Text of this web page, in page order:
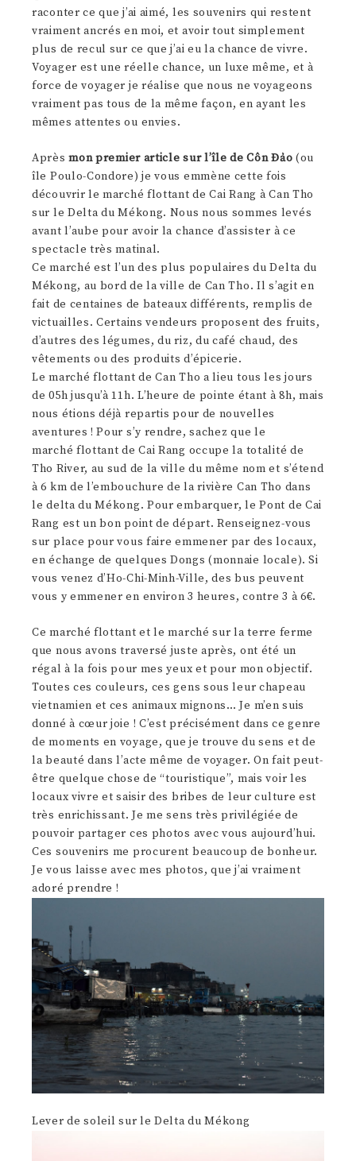
raconter ce que j’ai aimé, les souvenirs qui restent
vraiment ancrés en moi, et avoir tout simplement
plus de recul sur ce que j’ai eu la chance de vivre.
Voyager est une réelle chance, un luxe même, et à
force de voyager je réalise que nous ne voyageons
vraiment pas tous de la même façon, en ayant les
mêmes attentes ou envies.
Aprèsmon premier article sur l’île de Côn Đảo (ou
île Poulo-Condore) je vous emmène cette fois
découvrir le marché flottant de Cai Rang à Can Tho
sur le Delta du Mékong. Nous nous sommes levés
avant l’aube pour avoir la chance d’assister à ce
spectacle très matinal.
Ce marché est l’un des plus populaires du Delta du
Mékong, au bord de la ville de Can Tho. Il s’agit en
fait de centaines de bateaux différents, remplis de
victuailles. Certains vendeurs proposent des fruits,
d’autres des légumes, du riz, du café chaud, des
vêtements ou des produits d’épicerie.
Le marché flottant de Can Tho a lieu tous les jours
de 05h jusqu’à 11h. L’heure de pointe étant à 8h, mais
nous étions déjà repartis pour de nouvelles
aventures ! Pour s’y rendre, sachez que le
marché flottant de Cai Rang occupe la totalité de
Tho River, au sud de la ville du même nom et s’étend
à 6 km de l’embouchure de la rivière Can Tho dans
le delta du Mékong. Pour embarquer, le Pont de Cai
Rang est un bon point de départ. Renseignez-vous
sur place pour vous faire emmener par des locaux,
en échange de quelques Dongs (monnaie locale). Si
vous venez d’Ho-Chi-Minh-Ville, des bus peuvent
vous y emmener en environ 3 heures, contre 3 à 6€.
Ce marché flottant et le marché sur la terre ferme
que nous avons traversé juste après, ont été un
régal à la fois pour mes yeux et pour mon objectif.
Toutes ces couleurs, ces gens sous leur chapeau
vietnamien et ces animaux mignons… Je m’en suis
donné à cœur joie ! C’est précisément dans ce genre
de moments en voyage, que je trouve du sens et de
la beauté dans l’acte même de voyager. On fait peut-
être quelque chose de “touristique”, mais voir les
locaux vivre et saisir des bribes de leur culture est
très enrichissant. Je me sens très privilégiée de
pouvoir partager ces photos avec vous aujourd’hui.
Ces souvenirs me procurent beaucoup de bonheur.
Je vous laisse avec mes photos, que j’ai vraiment
adoré prendre !
Lever de soleil sur le Delta du Mékong